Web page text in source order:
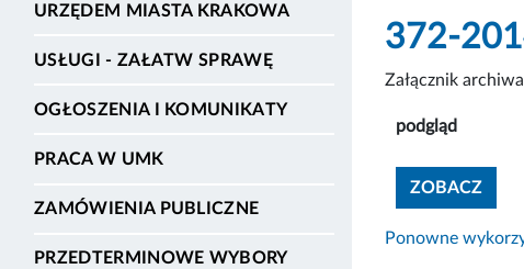
URZĘDEM MIASTA KRAKOWA
USŁUGI - ZAŁATW SPRAWĘ
OGŁOSZENIA I KOMUNIKATY
PRACA W UMK
ZAMÓWIENIA PUBLICZNE
PRZEDTERMINOWE WYBORY
372-
Załącznik
podgląd
ZOBACZ
Ponowne